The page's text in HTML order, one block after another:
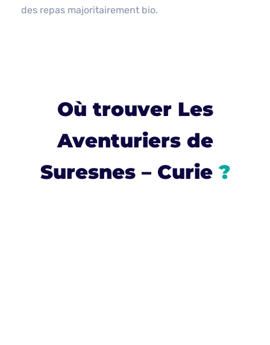
des repas majoritairement bio.
Où trouver Les
Aventuriers de
Suresnes – Curie?